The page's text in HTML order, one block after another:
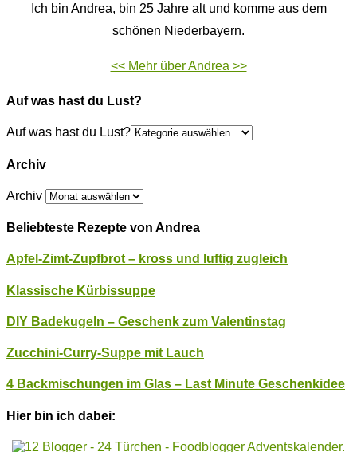
Ich bin Andrea, bin 25 Jahre alt und komme aus dem
schönen Niederbayern.
<< Mehr über Andrea >>
Auf was hast du Lust?
Auf was hast du Lust?
Archiv
Archiv
Beliebteste Rezepte von Andrea
Apfel-Zimt-Zupfbrot – kross und luftig zugleich
Klassische Kürbissuppe
DIY Badekugeln – Geschenk zum Valentinstag
Zucchini-Curry-Suppe mit Lauch
4 Backmischungen im Glas – Last Minute Geschenkidee
Hier bin ich dabei: